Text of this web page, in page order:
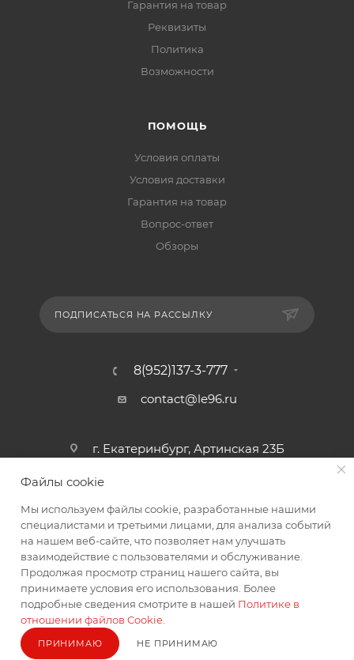
Гарантия на товар
Реквизиты
Политика
Возможности
ПОМОЩЬ
Условия оплаты
Условия доставки
Гарантия на товар
Вопрос-ответ
Обзоры
ПОДПИСАТЬСЯ НА РАССЫЛКУ
8(952)137-3-777
contact@le96.ru
г. Екатеринбург, Артинская 23Б
2026 © интернет магазин автоаксессуаров
Файлы cookie
Мы используем файлы cookie, разработанные нашими
специалистами и третьими лицами, для анализа событий
на нашем веб-сайте, что позволяет нам улучшать
взаимодействие с пользователями и обслуживание.
Продолжая просмотр страниц нашего сайта, вы
принимаете условия его использования. Более
подробные сведения смотрите в нашей Политике в
отношении файлов Cookie
ПРИНИМАЮ НЕ ПРИНИМАЮ